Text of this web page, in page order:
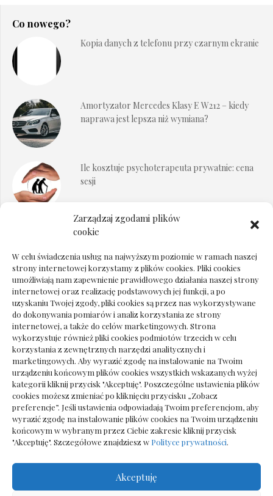
Zarządzaj zgodami plików
cookie
W celu świadczenia usług na najwyższym poziomie w ramach naszej
strony internetowej korzystamy z plików cookies. Pliki cookies
umożliwiają nam zapewnienie prawidłowego działania naszej strony
internetowej oraz realizację podstawowych jej funkcji, a po
uzyskaniu Twojej zgody, pliki cookies są przez nas wykorzystywane
do dokonywania pomiarów i analiz korzystania ze strony
internetowej, a także do celów marketingowych. Strona
wykorzystuje również pliki cookies podmiotów trzecich w celu
korzystania z zewnętrznych narzędzi analitycznych i
marketingowych. Aby wyrazić zgodę na instalowanie na Twoim
urządzeniu końcowym plików cookies wszystkich wskazanych wyżej
kategorii kliknij przycisk "Akceptuję". Poszczególne ustawienia plików
cookies możesz zmieniać po kliknięciu przycisku „Zobacz
preferencje”. Jeśli ustawienia odpowiadają Twoim preferencjom, aby
wyrazić zgodę na instalowanie plików cookies na Twoim urządzeniu
końcowym w wybranym przez Ciebie zakresie kliknij przycisk
"Akceptuję". Szczegółowe znajdziesz w Polityce prywatności.
Akceptuję
Co nowego?
Kopia danych z telefonu przy czarnym ekranie
Amortyzator Mercedes Klasy E W212 – kiedy
naprawa jest lepsza niż wymiana?
Ile kosztuje psychoterapeuta prywatnie: cena
sesji
Dokumenty do odbioru przy zmianie biura
Deska podłogowa do salonu: jak wybrać bez
pośpiechu